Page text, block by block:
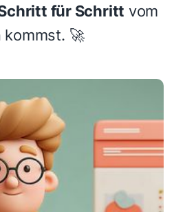
für Schritt vom
🚀